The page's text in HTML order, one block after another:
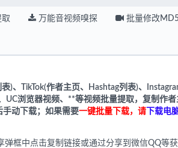
取 万能音视频嗅探 批量修改
)、TikTok(作者主页、Hashtag列表)、
浏览器视频、**等视频批量提取，复制作
手动下载；如果需要一键批量下载，请 下载电
框中点击复制链接或通过分享到微信QQ等